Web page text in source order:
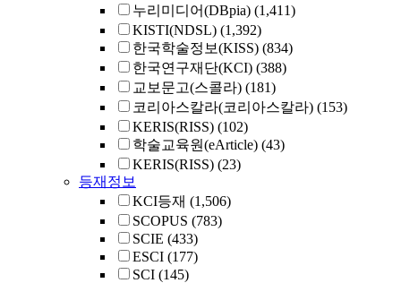
누리미디어(DBpia) (1,411)
KISTI(NDSL) (1,392)
한국학술정보(KISS) (834)
한국연구재단(KCI) (388)
교보문고(스콜라) (181)
코리아스칼라(코리아스칼라) (153)
KERIS(RISS) (102)
학술교육원(eArticle) (43)
KERIS(RISS) (23)
등재정보
KCI등재 (1,506)
SCOPUS (783)
SCIE (433)
ESCI (177)
SCI (145)